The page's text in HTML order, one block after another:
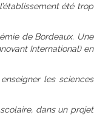
été trop
de Bordeaux. Une
International) en
les sciences
dans un projet